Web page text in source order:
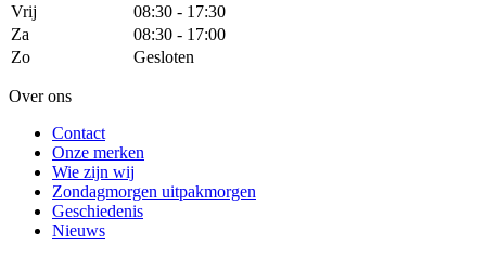
Vrij
08:30 - 17:30
Za
08:30 - 17:00
Zo
Gesloten
Over ons
Contact
Onze merken
Wie zijn wij
Zondagmorgen uitpakmorgen
Geschiedenis
Nieuws